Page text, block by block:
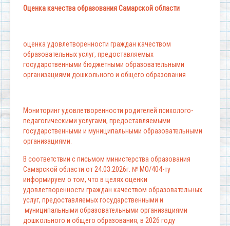
Оценка качества образования Самарской области
оценка удовлетворенности граждан качеством
образовательных услуг, предоставляемых
государственными бюджетными образовательными
организациями дошкольного и общего образования
Мониторинг удовлетворенности родителей психолого-
педагогическими услугами, предоставляемыми
государственными и муниципальными образовательными
организациями.
В соответствии с письмом министерства образования
Самарской области от 24.03.2026г. № МО/404-ту
информируем о том, что в целях оценки
удовлетворенности граждан качеством образовательных
услуг, предоставляемых государственными и
муниципальными образовательными организациями
дошкольного и общего образования, в 2026 году